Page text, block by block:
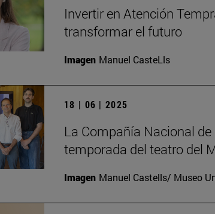
Invertir en Atención
transformar el futuro
Imagen Manuel CasteLls
18 | 06 | 2025
La Compañía Nacional
temporada del teatro del
Imagen Manuel Castells/ Museo